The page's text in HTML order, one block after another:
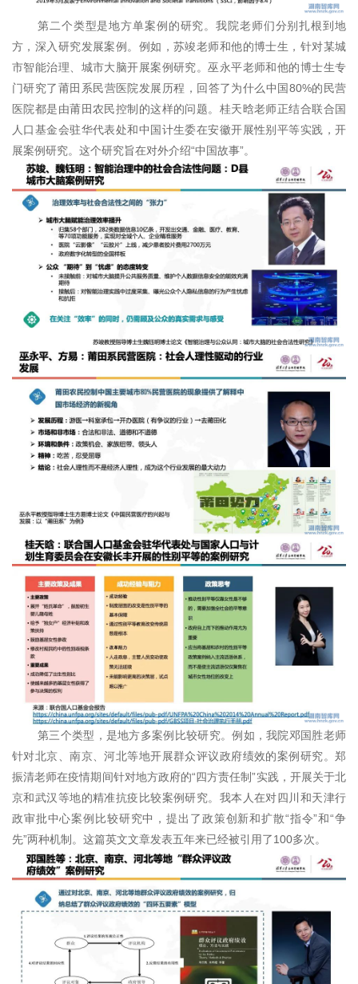
第二个类型是地方单案例的研究。我院老师们分别扎根到地
方，深入研究发展案例。例如，苏竣老师和他的博士生，针对某城
市智能治理、城市大脑开展案例研究。巫永平老师和他的博士生专
门研究了莆田系民营医院发展历程，回答了为什么中国80%的民营
医院都是由莆田农民控制的这样的问题。桂天晗老师正结合联合国
人口基金会驻华代表处和中国计生委在安徽开展性别平等实践，开
展案例研究。这个研究旨在对外介绍“中国故事”。
第三个类型，是地方多案例比较研究。例如，我院邓国胜老师
针对北京、南京、河北等地开展群众评议政府绩效的案例研究。郑
振清老师在疫情期间针对地方政府的“四方责任制”实践，开展关于北
京和武汉等地的精准抗疫比较案例研究。我本人在对四川和天津行
政审批中心案例比较研究中，提出了政策创新和扩散“指令”和“争
先”两种机制。这篇英文文章发表五年来已经被引用了100多次。